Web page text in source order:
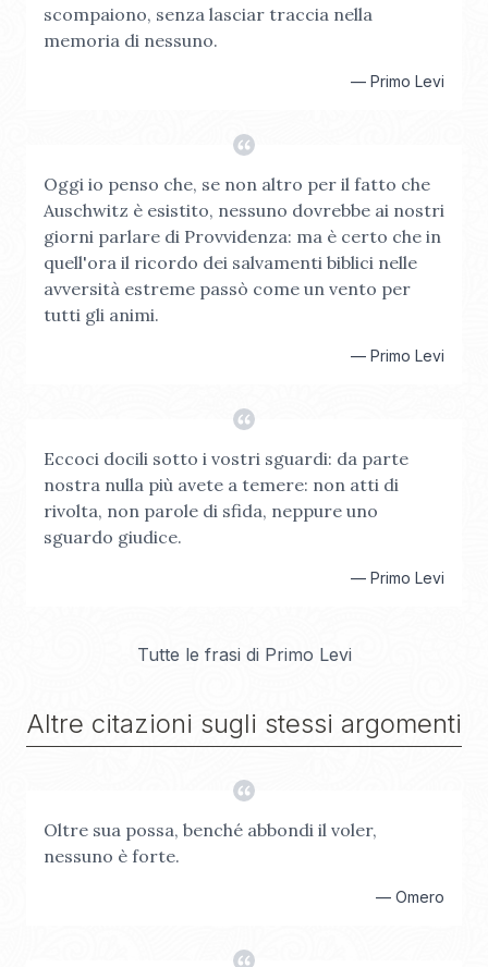
scompaiono, senza lasciar traccia nella
memoria di nessuno.
— Primo Levi
Oggi io penso che, se non altro per il fatto che
Auschwitz è esistito, nessuno dovrebbe ai nostri
giorni parlare di Provvidenza: ma è certo che in
quell'ora il ricordo dei salvamenti biblici nelle
avversità estreme passò come un vento per
tutti gli animi.
— Primo Levi
Eccoci docili sotto i vostri sguardi: da parte
nostra nulla più avete a temere: non atti di
rivolta, non parole di sfida, neppure uno
sguardo giudice.
— Primo Levi
Tutte le frasi di Primo Levi
Altre citazioni sugli stessi argomenti
Oltre sua possa, benché abbondi il voler,
nessuno è forte.
— Omero